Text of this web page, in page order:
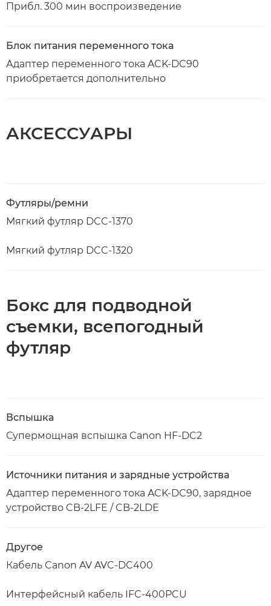
Прибл. 300 мин воспроизведение
Блок питания переменного тока
Адаптер переменного тока ACK-DC90
приобретается дополнительно
АКСЕССУАРЫ
Футляры/ремни
Мягкий футляр DCC-1370
Мягкий футляр DCC-1320
Бокс для подводной
съемки, всепогодный
футляр
Вспышка
Супермощная вспышка Canon HF-DC2
Источники питания и зарядные устройства
Адаптер переменного тока ACK-DC90, зарядное
устройство CB-2LFE / CB-2LDE
Другое
Кабель Canon AV AVC-DC400
Интерфейсный кабель IFC-400PCU